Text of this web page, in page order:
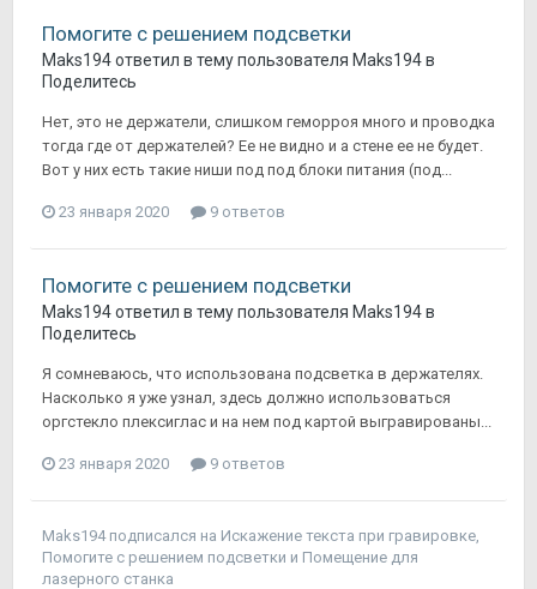
Помогите с решением подсветки
Maks194ответил в тему пользователя Maks194в
Поделитесь
Нет, это не держатели, слишком геморроя много и проводка
тогда где от держателей? Ее не видно и а стене ее не будет.
Вот у них есть такие ниши под под блоки питания (под...
23 января 2020 9 ответов
Помогите с решением подсветки
Maks194ответил в тему пользователя Maks194в
Поделитесь
Я сомневаюсь, что использована подсветка в держателях.
Насколько я уже узнал, здесь должно использоваться
оргстекло плексиглас и на нем под картой выгравированы...
23 января 2020 9 ответов
Maks194подписался на Искажение текста при гравировке,
Помогите с решением подсветки и Помещение для
лазерного станка